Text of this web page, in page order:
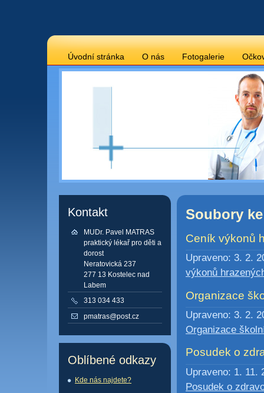
Úvodní stránka O nás Fotogalerie
Soubory
Ceník výkonů
Upraveno: 3. 2.
výkonů
Organizace
Upraveno: 3. 2.
Organizace
Posudek o
Upraveno: 1. 11.
Posudek o
Kontakt
MUDr. Pavel MATRAS
praktický lékař pro děti a
dorost
Neratovická 237
277 13 Kostelec nad
Labem
313 034 433
pmatras@post.cz
Oblíbené odkazy
Kde nás najdete?